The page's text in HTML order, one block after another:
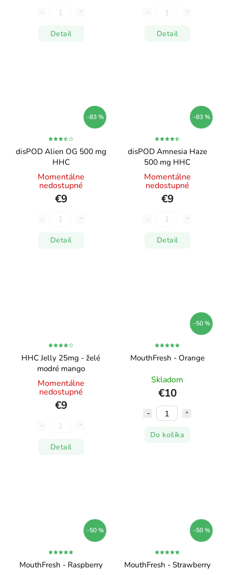
Detail Detail
–83 %
disPOD Alien OG 500 mg
HHC
Momentálne
nedostupné
€9
Detail
–83 %
disPOD Amnesia Haze
500 mg HHC
Momentálne
nedostupné
€9
Detail
HHC Jelly 25mg - želé
modré mango
Momentálne
nedostupné
€9
Detail
–50 %
MouthFresh - Orange
Skladom
€10
Do košíka
–50 %
MouthFresh - Raspberry
–50 %
MouthFresh - Strawberry